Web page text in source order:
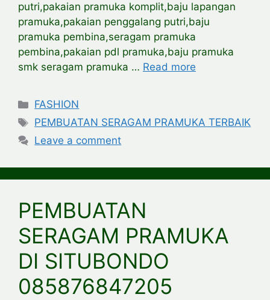
putri,pakaian pramuka komplit,baju lapangan
pramuka,pakaian penggalang putri,baju
pramuka pembina,seragam pramuka
pembina,pakaian pdl pramuka,baju pramuka
smk seragam pramuka … Read more
Categories
FASHION
Tags
PEMBUATAN SERAGAM PRAMUKA TERBAIK
Leave a comment
PEMBUATAN
SERAGAM PRAMUKA
DI SITUBONDO
085876847205